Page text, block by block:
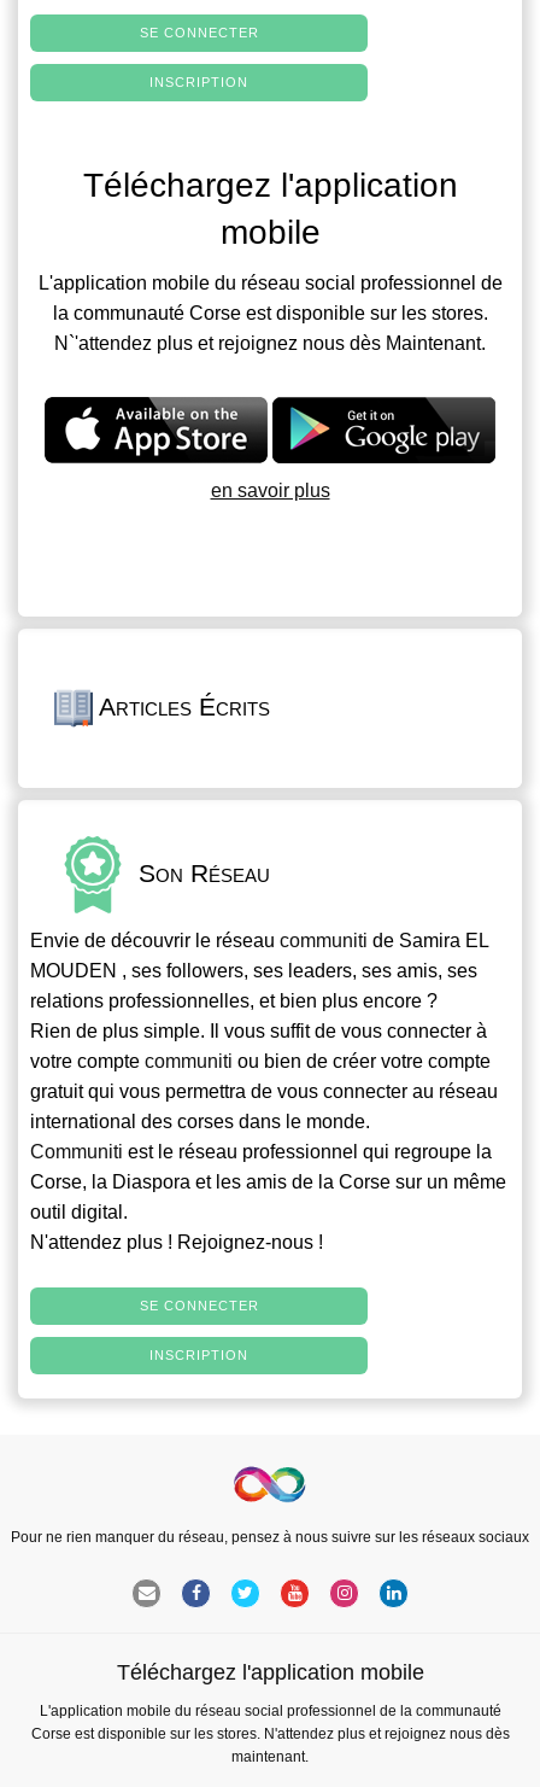
SE CONNECTER
INSCRIPTION
Téléchargez l'application
mobile
L'application mobile du réseau social professionnel de
la communauté Corse est disponible sur les stores.
N`'attendez plus et rejoignez nous dès Maintenant.
en savoir plus
Articles Écrits
Son Réseau
Envie de découvrir le réseau communiti de Samira EL
MOUDEN , ses followers, ses leaders, ses amis, ses
relations professionnelles, et bien plus encore ?
Rien de plus simple. Il vous suffit de vous connecter à
votre compte communiti ou bien de créer votre compte
gratuit qui vous permettra de vous connecter au réseau
international des corses dans le monde.
Communiti est le réseau professionnel qui regroupe la
Corse, la Diaspora et les amis de la Corse sur un même
outil digital.
N'attendez plus ! Rejoignez-nous !
SE CONNECTER
INSCRIPTION
Pour ne rien manquer du réseau, pensez à nous suivre sur les réseaux sociaux
Téléchargez l'application mobile
L'application mobile du réseau social professionnel de la communauté
Corse est disponible sur les stores. N'attendez plus et rejoignez nous dès
maintenant.